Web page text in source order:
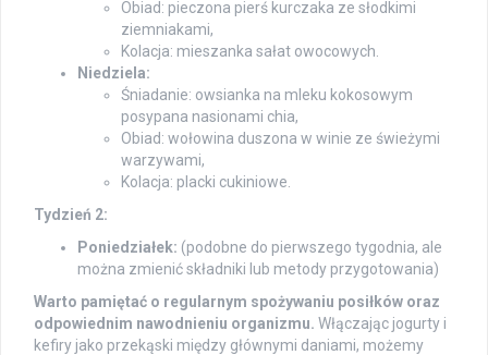
Obiad: pieczona pierś kurczaka ze słodkimi
ziemniakami,
Kolacja: mieszanka sałat owocowych.
Niedziela:
Śniadanie: owsianka na mleku kokosowym
posypana nasionami chia,
Obiad: wołowina duszona w winie ze świeżymi
warzywami,
Kolacja: placki cukiniowe.
Tydzień 2:
Poniedziałek: (podobne do pierwszego tygodnia, ale
można zmienić składniki lub metody przygotowania)
Warto pamiętać o regularnym spożywaniu posiłków oraz
odpowiednim nawodnieniu organizmu. Włączając jogurty i
kefiry jako przekąski między głównymi daniami, możemy